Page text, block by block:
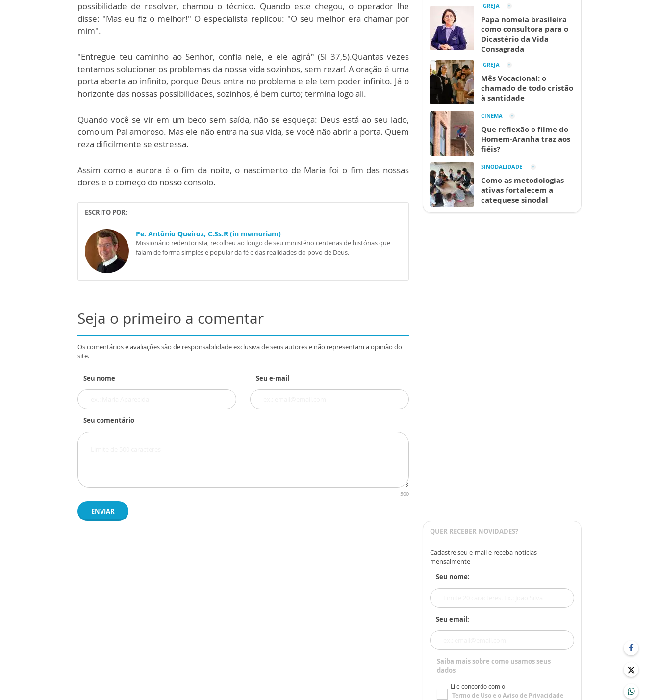
possibilidade de resolver, chamou o técnico. Quando este chegou, o operador lhe
disse: "Mas eu fiz o melhor!" O especialista replicou: "O seu melhor era chamar por
mim".
"Entregue teu caminho ao Senhor, confia nele, e ele agirá” (Sl 37,5).Quantas vezes
tentamos solucionar os problemas da nossa vida sozinhos, sem rezar! A oração é uma
porta aberta ao infinito, porque Deus entra no problema e ele tem poder infinito. Já o
horizonte das nossas possibilidades, sozinhos, é bem curto; termina logo ali.
Quando você se vir em um beco sem saída, não se esqueça: Deus está ao seu lado,
como um Pai amoroso. Mas ele não entra na sua vida, se você não abrir a porta. Quem
reza dificilmente se estressa.
Assim como a aurora é o fim da noite, o nascimento de Maria foi o fim das nossas
dores e o começo do nosso consolo.
ESCRITO POR:
Pe. Antônio Queiroz, C.Ss.R (in memoriam)
Missionário redentorista, recolheu ao longo de seu ministério centenas de histórias que
falam de forma simples e popular da fé e das realidades do povo de Deus.
Seja o primeiro a comentar
Os comentários e avaliações são de responsabilidade exclusiva de seus autores e não representam a opinião do
site.
Seu nome Seu e-mail
Seu comentário
500
ENVIAR
IGREJA
Papa nomeia brasileira
como consultora para o
Dicastério da Vida
Consagrada
IGREJA
Mês Vocacional: o
chamado de todo cristão
à santidade
CINEMA
Que reflexão o filme do
Homem-Aranha traz aos
fiéis?
SINODALIDADE
Como as metodologias
ativas fortalecem a
catequese sinodal
QUER RECEBER NOVIDADES?
Cadastre seu e-mail e receba notícias
mensalmente
Seu nome:
Seu email:
Saiba mais sobre como usamos seus
dados
Li e concordo com o
Termo de Usoe oAviso de Privacidade